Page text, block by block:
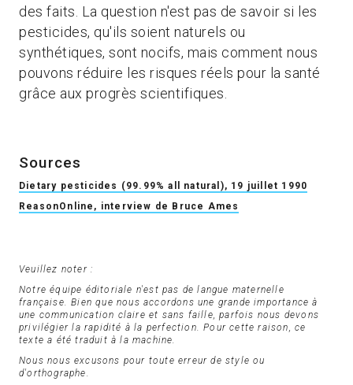
des faits. La question n'est pas de savoir si les
pesticides, qu'ils soient naturels ou
synthétiques, sont nocifs, mais comment nous
pouvons réduire les risques réels pour la santé
grâce aux progrès scientifiques.
Sources
Dietary pesticides (99.99% all natural), 19 juillet 1990
ReasonOnline, interview de Bruce Ames
Veuillez noter :
Notre équipe éditoriale n'est pas de langue maternelle
française. Bien que nous accordons une grande importance à
une communication claire et sans faille, parfois nous devons
privilégier la rapidité à la perfection. Pour cette raison, ce
texte a été traduit à la machine.
Nous nous excusons pour toute erreur de style ou
d'orthographe.